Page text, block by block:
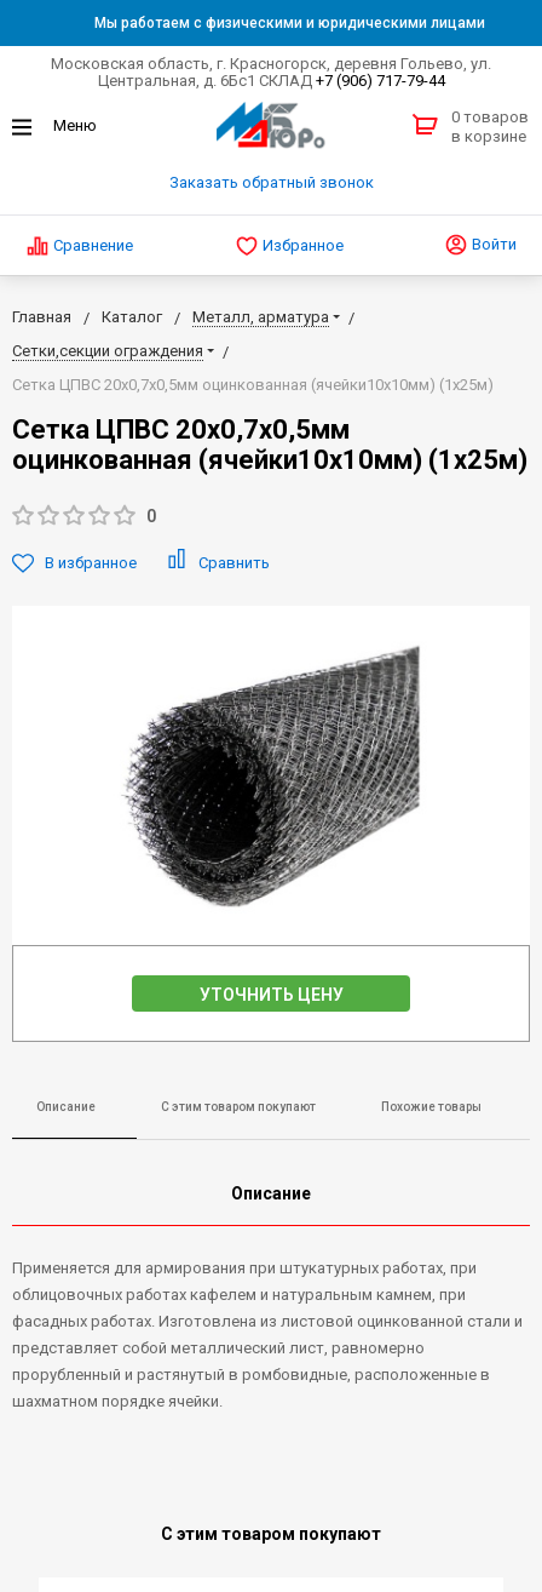
Мы работаем с физическими и юридическими лицами
Московская область, г. Красногорск, деревня Гольево, ул.
Центральная, д. 6Бс1 СКЛАД +7 (906) 717-79-44
Заказать обратный звонок
0 товаров
в корзине
Сравнение Избранное Войти
Главная Каталог
Металл, арматура
Сетки,секции ограждения
Сетка ЦПВС 20х0,7х0,5мм оцинкованная (ячейки10х10мм) (1х25м)
Сетка ЦПВС 20х0,7х0,5мм
оцинкованная (ячейки10х10мм) (1х25м)
0
В избранное Сравнить
УТОЧНИТЬ ЦЕНУ
Описание С этим товаром покупают Похожие товары
Описание
Применяется для армирования при штукатурных работах, при
облицовочных работах кафелем и натуральным камнем, при
фасадных работах. Изготовлена из листовой оцинкованной стали и
представляет собой металлический лист, равномерно
прорубленный и растянутый в ромбовидные, расположенные в
шахматном порядке ячейки.
С этим товаром покупают